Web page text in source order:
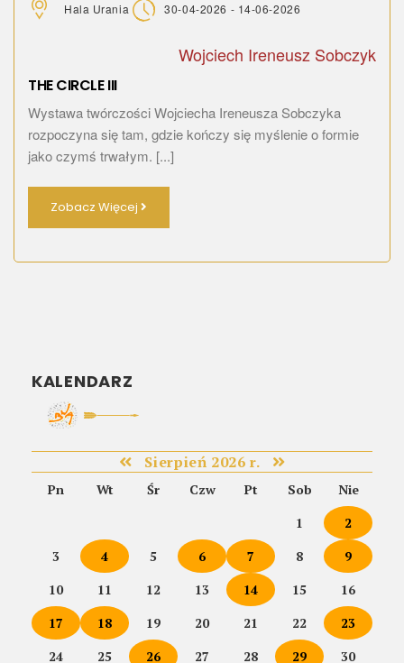
Hala Urania 30-04-2026 - 14-06-2026
Wojciech Ireneusz Sobczyk
THE CIRCLE III
Wystawa twórczości Wojciecha Ireneusza Sobczyka
rozpoczyna się tam, gdzie kończy się myślenie o formie
jako czymś trwałym. [...]
Zobacz Więcej
KALENDARZ
Sierpień 2026 r.
Pn Wt Śr Czw Pt Sob
Nie
1
2
3
4 5 6 7 8
9
10
11 12 13 14 15
16
17
18 19 20 21 22
23
24
25 26 27 28 29 30